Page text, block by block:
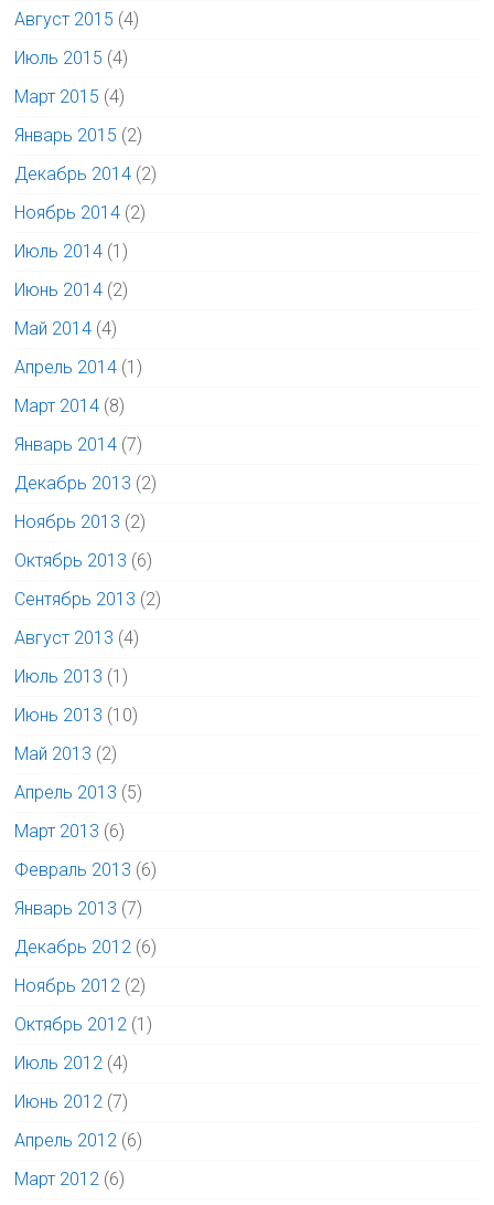
Август 2015 (4)
Июль 2015 (4)
Март 2015 (4)
Январь 2015 (2)
Декабрь 2014 (2)
Ноябрь 2014 (2)
Июль 2014 (1)
Июнь 2014 (2)
Май 2014 (4)
Апрель 2014 (1)
Март 2014 (8)
Январь 2014 (7)
Декабрь 2013 (2)
Ноябрь 2013 (2)
Октябрь 2013 (6)
Сентябрь 2013 (2)
Август 2013 (4)
Июль 2013 (1)
Июнь 2013 (10)
Май 2013 (2)
Апрель 2013 (5)
Март 2013 (6)
Февраль 2013 (6)
Январь 2013 (7)
Декабрь 2012 (6)
Ноябрь 2012 (2)
Октябрь 2012 (1)
Июль 2012 (4)
Июнь 2012 (7)
Апрель 2012 (6)
Март 2012 (6)